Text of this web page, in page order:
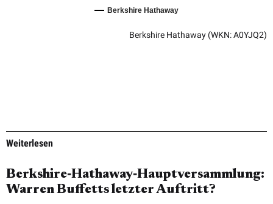
Berkshire Hathaway
Berkshire Hathaway (WKN: A0YJQ2)
Weiterlesen
Berkshire‑Hathaway‑Hauptversammlung:
Warren Buffetts letzter Auftritt?